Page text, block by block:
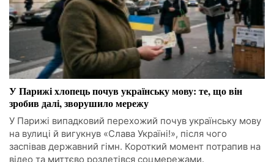
У Парижі хлопець почув українську мову: те, що він
зробив далі, зворушило мережу
У Парижі випадковий перехожий почув українську мову
на вулиці й вигукнув «Слава Україні!», після чого
заспівав державний гімн. Короткий момент потрапив на
відео та миттєво розлетівся соцмережами.